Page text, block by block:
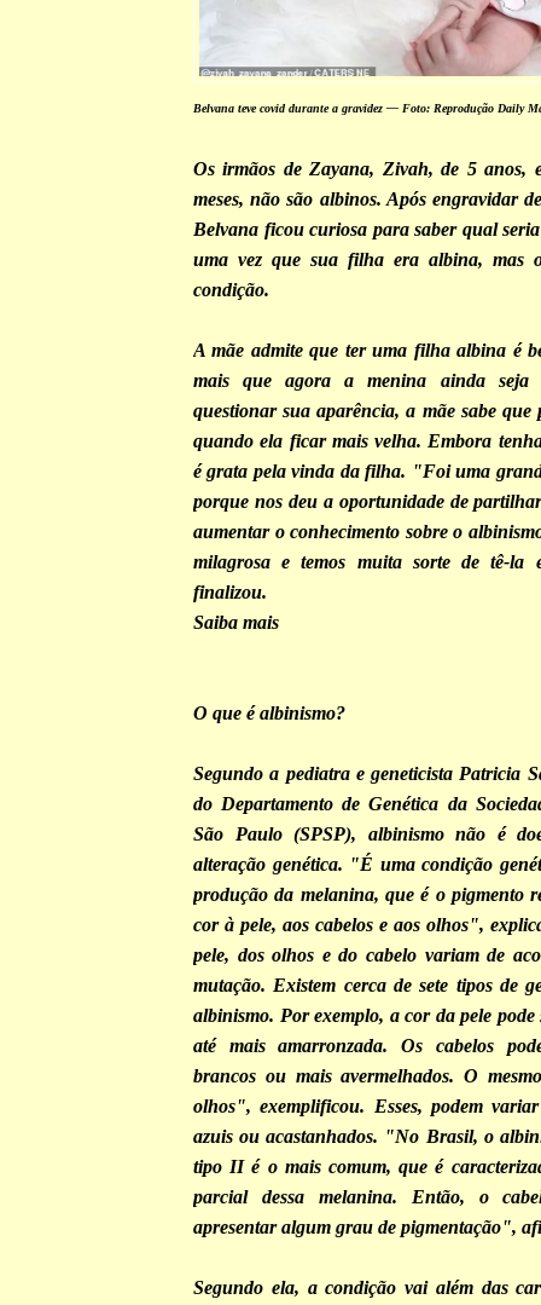
Belvana teve covid durante a gravidez — Foto: Reprodução Daily
Os irmãos de Zayana, Zivah, de 5 anos,
meses, não são albinos. Após engravidar
Belvana ficou curiosa para saber qual
uma vez que sua filha era albina, mas
condição.
A mãe admite que ter uma filha albina é
mais que agora a menina ainda seja
questionar sua aparência, a mãe sabe que
quando ela ficar mais velha. Embora
é grata pela vinda da filha. "Foi uma
porque nos deu a oportunidade de
aumentar o conhecimento sobre o
milagrosa e temos muita sorte de tê-la
finalizou.
Saiba mais
O que é albinismo?
Segundo a pediatra e geneticista Patricia
do Departamento de Genética da
São Paulo (SPSP), albinismo não é
alteração genética. "É uma condição
produção da melanina, que é o pigmento
cor à pele, aos cabelos e aos olhos",
pele, dos olhos e do cabelo variam de
mutação. Existem cerca de sete tipos de
albinismo. Por exemplo, a cor da pele
até mais amarronzada. Os cabelos
brancos ou mais avermelhados. O
olhos", exemplificou. Esses, podem
azuis ou acastanhados. "No Brasil, o
tipo II é o mais comum, que é
parcial dessa melanina. Então, o
apresentar algum grau de pigmentação",
Segundo ela, a condição vai além das